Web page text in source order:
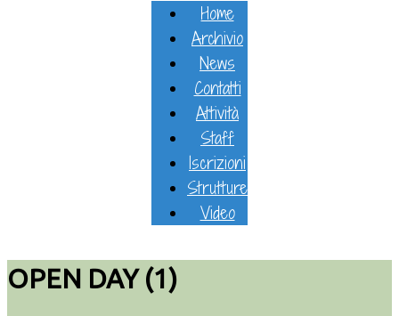
Home
Archivio
News
Contatti
Attività
Staff
Iscrizioni
Strutture
Video
OPEN DAY (1)